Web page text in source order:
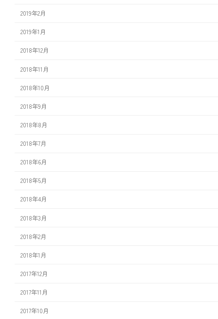
2019年2月
2019年1月
2018年12月
2018年11月
2018年10月
2018年9月
2018年8月
2018年7月
2018年6月
2018年5月
2018年4月
2018年3月
2018年2月
2018年1月
2017年12月
2017年11月
2017年10月